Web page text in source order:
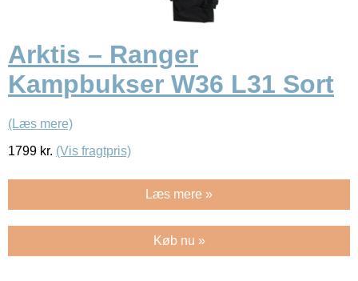
Arktis – Ranger
Kampbukser W36 L31 Sort
(Læs mere)
1799 kr. (Vis fragtpris)
Læs mere »
Køb nu »